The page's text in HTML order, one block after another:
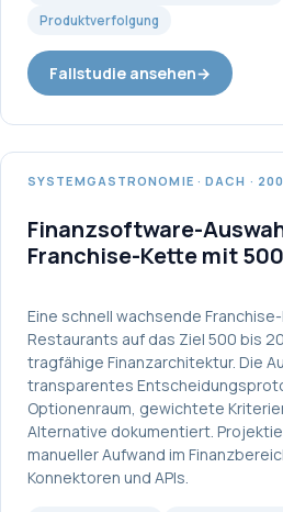
Produktverfolgung
Fallstudie ansehen→
SYSTEMGASTRONOMIE · DACH ·
Finanzsoftware-
Franchise-Kette mit
Eine schnell wachsende
Restaurants auf das Ziel 500 bis
tragfähige Finanzarchitektur. Die
transparentes
Optionenraum, gewichtete
Alternative dokumentiert.
manueller Aufwand im
Konnektoren und APIs.